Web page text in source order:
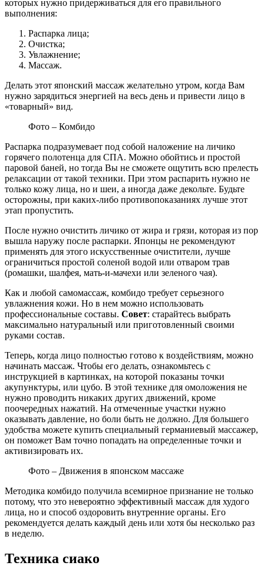
которых нужно придерживаться для его правильного
выполнения:
Распарка лица;
Очистка;
Увлажнение;
Массаж.
Делать этот японский массаж желательно утром, когда Вам
нужно зарядиться энергией на весь день и привести лицо в
«товарный» вид.
Фото – Комбидо
Распарка подразумевает под собой наложение на личико
горячего полотенца для СПА. Можно обойтись и простой
паровой баней, но тогда Вы не сможете ощутить всю прелесть
релаксации от такой техники. При этом распарить нужно не
только кожу лица, но и шеи, а иногда даже декольте. Будьте
осторожны, при каких-либо противопоказаниях лучше этот
этап пропустить.
После нужно очистить личико от жира и грязи, которая из пор
вышла наружу после распарки. Японцы не рекомендуют
применять для этого искусственные очистители, лучше
ограничиться простой соленой водой или отваром трав
(ромашки, шалфея, мать-и-мачехи или зеленого чая).
Как и любой самомассаж, комбидо требует серьезного
увлажнения кожи. Но в нем можно использовать
профессиональные составы. Совет: старайтесь выбрать
максимально натуральный или приготовленный своими
руками состав.
Теперь, когда лицо полностью готово к воздействиям, можно
начинать массаж. Чтобы его делать, ознакомьтесь с
инструкцией в картинках, на которой показаны точки
акупунктуры, или цубо. В этой технике для омоложения не
нужно проводить никаких других движений, кроме
поочередных нажатий. На отмеченные участки нужно
оказывать давление, но боли быть не должно. Для большего
удобства можете купить специальный германиевый массажер,
он поможет Вам точно попадать на определенные точки и
активизировать их.
Фото – Движения в японском массаже
Методика комбидо получила всемирное признание не только
потому, что это невероятно эффективный массаж для худого
лица, но и способ оздоровить внутренние органы. Его
рекомендуется делать каждый день или хотя бы несколько раз
в неделю.
Техника сиако